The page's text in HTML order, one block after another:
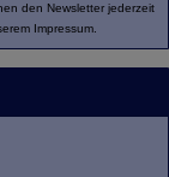
den Newsletter jederzeit
Impressum.